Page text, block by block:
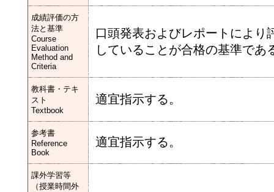
成績評価の方
法と基準
Course
Evaluation
Method and
Criteria
口頭発表およびレポートにより
していることが合格の基準であ
教科書・テキ
スト
Textbook
適宜指示する。
参考書
Reference
Book
適宜指示する。
課外学習等
（授業時間外